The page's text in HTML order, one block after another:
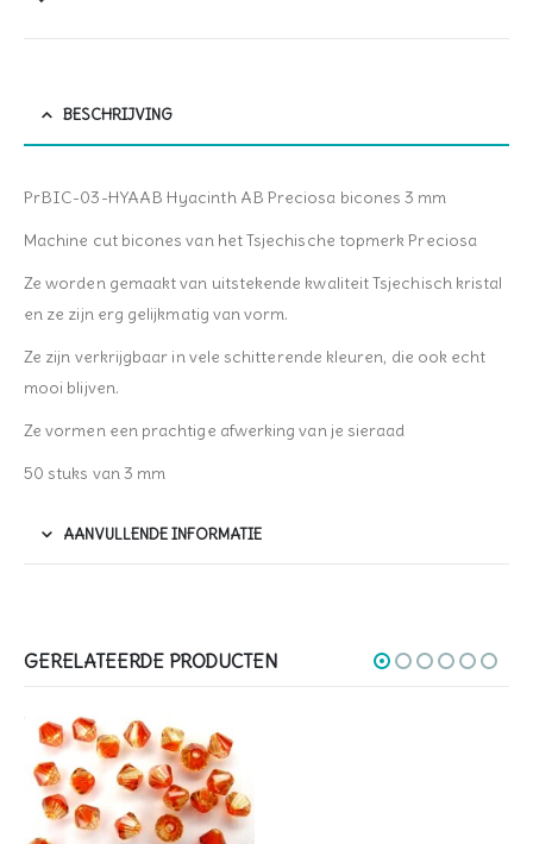
BESCHRIJVING
PrBIC-03-HYAAB Hyacinth AB Preciosa bicones 3 mm
Machine cut bicones van het Tsjechische topmerk Preciosa
Ze worden gemaakt van uitstekende kwaliteit Tsjechisch kristal
en ze zijn erg gelijkmatig van vorm.
Ze zijn verkrijgbaar in vele schitterende kleuren, die ook echt
mooi blijven.
Ze vormen een prachtige afwerking van je sieraad
50 stuks van 3 mm
AANVULLENDE INFORMATIE
GERELATEERDE PRODUCTEN